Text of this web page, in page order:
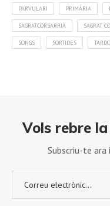
PARVULARI PRIMÀRIA
SAGRATCORSARRIÀ SAGRAT
SONGS SORTIDES
Vols rebre
Subscriu-te ara